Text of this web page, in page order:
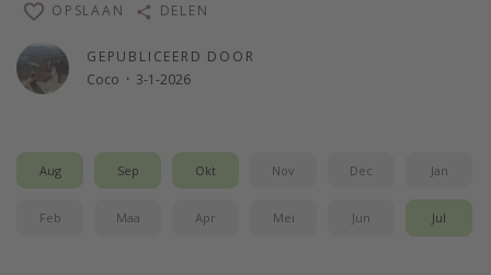
GEPUBLICEERD DOOR
Coco · 3-1-2026
OPSLAAN DELEN
Aug Sep Okt Nov Dec Jan
Feb Maa Apr Mei Jun Jul